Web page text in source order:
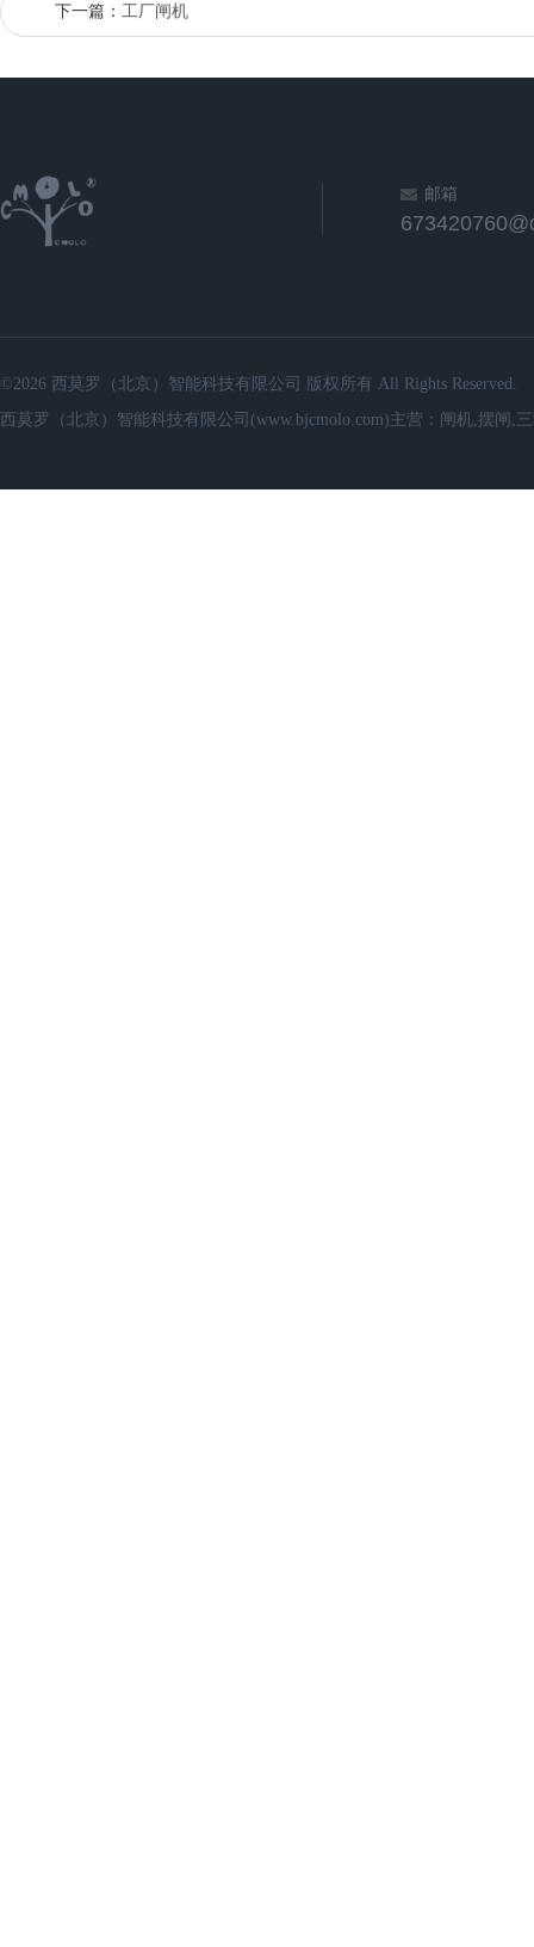
下一篇： 工厂闸机
邮箱
©2026 西莫罗（北京）智能科技有限公司 版权所有 All Rights Reserved.
西莫罗（北京）智能科技有限公司(www.bjcmolo.com)主营：闸机,摆闸,